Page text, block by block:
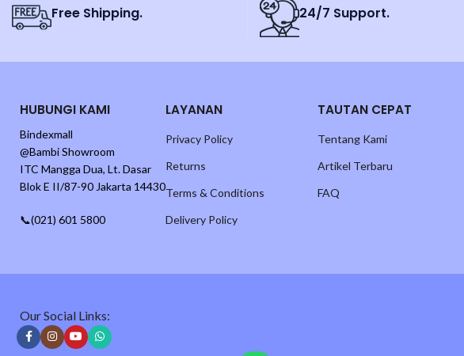
Free Shipping. 24/7 Support.
HUBUNGI KAMI
Bindexmall
@Bambi Showroom
ITC Mangga Dua, Lt. Dasar
Blok E II/87-90 Jakarta 14430
📞(021) 601 5800
LAYANAN
Privacy Policy
Returns
Terms & Conditions
Delivery Policy
TAUTAN CEPAT
Tentang Kami
Artikel Terbaru
FAQ
Our Social Links: